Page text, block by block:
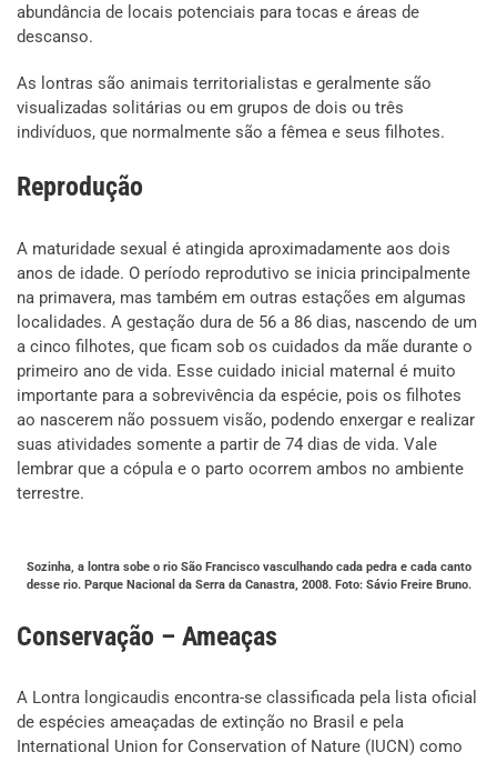
abundância de locais potenciais para tocas e áreas de
descanso.
As lontras são animais territorialistas e geralmente são
visualizadas solitárias ou em grupos de dois ou três
indivíduos, que normalmente são a fêmea e seus filhotes.
Reprodução
A maturidade sexual é atingida aproximadamente aos dois
anos de idade. O período reprodutivo se inicia principalmente
na primavera, mas também em outras estações em algumas
localidades. A gestação dura de 56 a 86 dias, nascendo de um
a cinco filhotes, que ficam sob os cuidados da mãe durante o
primeiro ano de vida. Esse cuidado inicial maternal é muito
importante para a sobrevivência da espécie, pois os filhotes
ao nascerem não possuem visão, podendo enxergar e realizar
suas atividades somente a partir de 74 dias de vida. Vale
lembrar que a cópula e o parto ocorrem ambos no ambiente
terrestre.
Sozinha, a lontra sobe o rio São Francisco vasculhando cada pedra e cada canto
desse rio. Parque Nacional da Serra da Canastra, 2008. Foto: Sávio Freire Bruno.
Conservação – Ameaças
A Lontra longicaudis encontra-se classificada pela lista oficial
de espécies ameaçadas de extinção no Brasil e pela
International Union for Conservation of Nature (IUCN) como